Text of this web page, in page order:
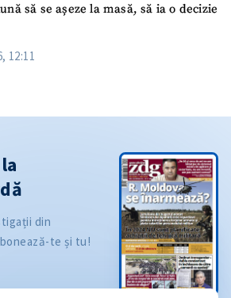
să se așeze la masă, să ia o decizie
12:11
din
te și tu!